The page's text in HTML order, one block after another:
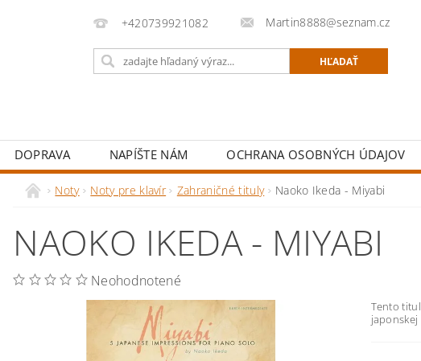
+420739921082 Martin8888@seznam.cz
DOPRAVA NAPÍŠTE NÁM OCHRANA OSOBNÝCH ÚDAJOV
Noty Noty pre klavír Zahraničné tituly Naoko Ikeda - Miyabi
NAOKO IKEDA - MIYABI
Neohodnotené
Tento
japonskej